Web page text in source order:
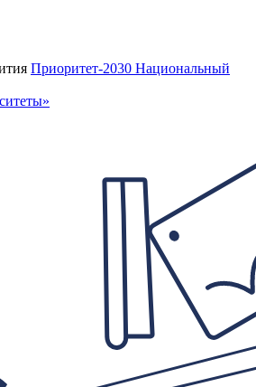
Приоритет-2030 Национальный